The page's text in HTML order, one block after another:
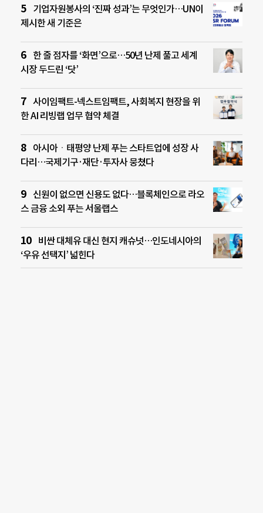
기업자원봉사의 ‘진짜 성과’는 무엇인가…UN이
제시한 새 기준은
한 줄 점자를 ‘화면’으로…50년 난제 풀고 세계
시장 두드린 ‘닷’
사이임팩트-넥스트임팩트, 사회복지 현장을 위
한 AI 리빙랩 업무 협약 체결
아시아ㆍ태평양 난제 푸는 스타트업에 성장 사
다리…국제기구·재단·투자사 뭉쳤다
신원이 없으면 신용도 없다…블록체인으로 라오
스 금융 소외 푸는 서울랩스
비싼 대체유 대신 현지 캐슈넛…인도네시아의
‘우유 선택지’ 넓힌다